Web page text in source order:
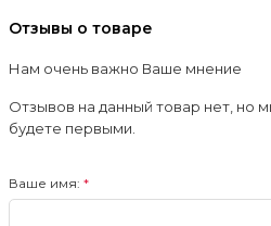
Отзывы о товаре
Нам очень важно Ваше мнение
Отзывов на данный товар нет, но
будете первыми.
Ваше имя: